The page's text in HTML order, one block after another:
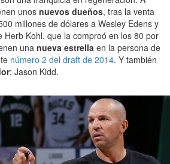
unos nuevos dueños, tras la venta
millones de dólares a Wesley Edens y
Herb Kohl, que la comproó en los 80 por
una nueva estrella en la persona de
número 2 del draft de 2014. Y también
: Jason Kidd.